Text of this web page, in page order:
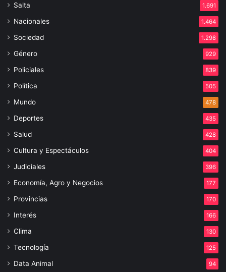
Salta 1.691
Nacionales 1.464
Sociedad 1.298
Género 929
Policiales 839
Política 505
Mundo 478
Deportes 435
Salud 428
Cultura y Espectáculos 404
Judiciales 396
Economía, Agro y Negocios 177
Provincias 170
Interés 166
Clima 130
Tecnología 125
Data Animal 94